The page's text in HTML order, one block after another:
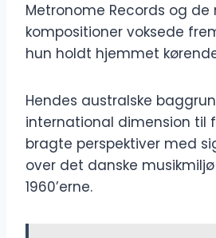
Metronome Records og de
kompositioner voksede
hun holdt hjemmet
Hendes australske
international dimension til
bragte perspektiver med
over det danske musikmiljø
1960’erne.